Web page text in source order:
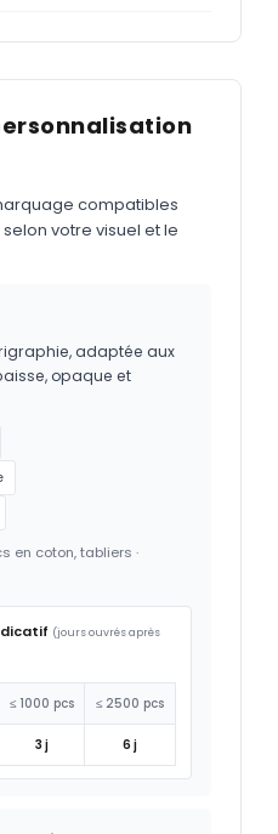
compatibles
votre visuel et le
adaptée aux
opaque et
en coton, tabliers ·
(jours ouvrés après
≤ 1000 pcs ≤ 2500 pcs
3 j 6 j